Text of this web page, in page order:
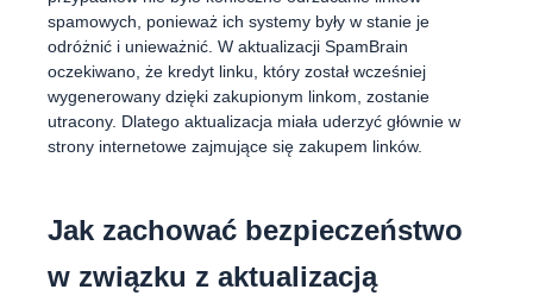
spamowych, ponieważ ich systemy były w stanie je
odróżnić i unieważnić. W aktualizacji SpamBrain
oczekiwano, że kredyt linku, który został wcześniej
wygenerowany dzięki zakupionym linkom, zostanie
utracony. Dlatego aktualizacja miała uderzyć głównie w
strony internetowe zajmujące się zakupem linków.
Jak zachować bezpieczeństwo
w związku z aktualizacją